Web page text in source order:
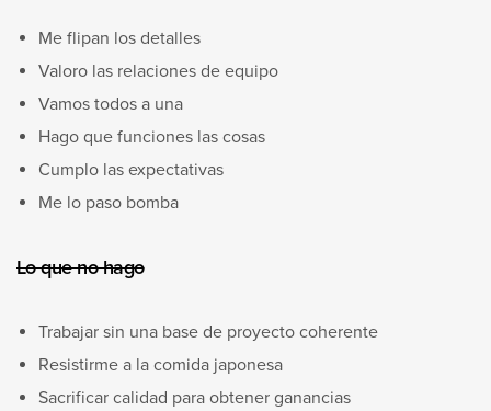
Me flipan los detalles
Valoro las relaciones de equipo
Vamos todos a una
Hago que funciones las cosas
Cumplo las expectativas
Me lo paso bomba
Lo que no hago
Trabajar sin una base de proyecto coherente
Resistirme a la comida japonesa
Sacrificar calidad para obtener ganancias